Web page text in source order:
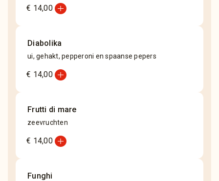
€ 14,00add_circle
Diabolika
ui, gehakt, pepperoni en spaanse pepers
€ 14,00add_circle
Frutti di mare
zeevruchten
€ 14,00add_circle
Funghi